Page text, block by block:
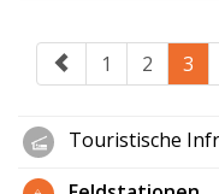
1 2 3
Touristische